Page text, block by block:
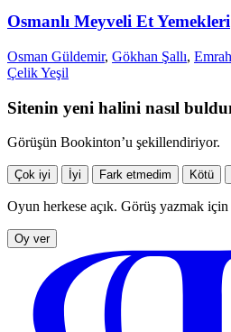
Osmanlı Meyveli Et Yemekleri
Osman Güldemir, Gökhan Şallı,
Çelik Yeşil
Sitenin yeni halini nasıl
Görüşün Bookinton’u şekillendiriyor.
Çok iyi İyi Fark etmedim Kötü
Oyun herkese açık. Görüş yazmak için
Oy ver